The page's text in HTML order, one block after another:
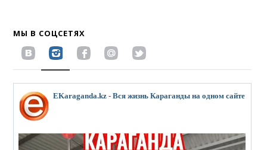
МЫ В СОЦСЕТЯХ
EKaraganda.kz - Вся жизнь Караганды на одном сайте